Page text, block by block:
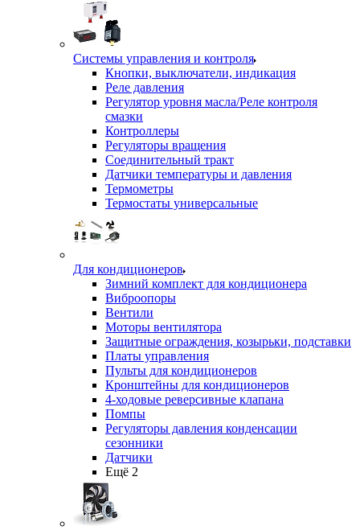
Системы управления и контроля
Кнопки, выключатели, индикация
Реле давления
Регулятор уровня масла/Реле контроля
смазки
Контроллеры
Регуляторы вращения
Соединительный тракт
Датчики температуры и давления
Термометры
Термостаты универсальные
Для кондиционеров
Зимний комплект для кондиционера
Виброопоры
Вентили
Моторы вентилятора
Защитные ограждения, козырьки, подставки
Платы управления
Пульты для кондиционеров
Кронштейны для кондиционеров
4-ходовые реверсивные клапана
Помпы
Регуляторы давления конденсации
сезонники
Датчики
Ещё 2